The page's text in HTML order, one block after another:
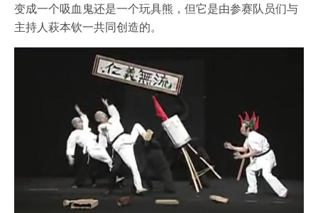
变成一个吸血鬼还是一个玩具熊，但它是由参赛队员们与
主持人萩本钦一共同创造的。